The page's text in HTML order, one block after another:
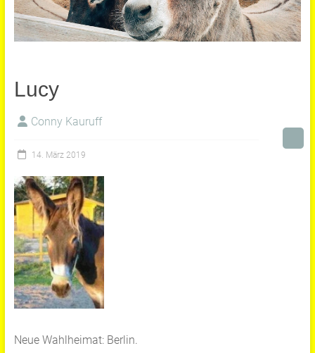
Lucy
Conny Kauruff
14. März 2019
Neue Wahlheimat: Berlin.